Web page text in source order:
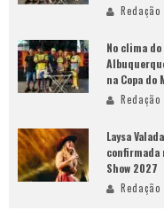
Redação
No clima
na Copa do
Redação
Laysa
confirmada
Show 2027
Redação